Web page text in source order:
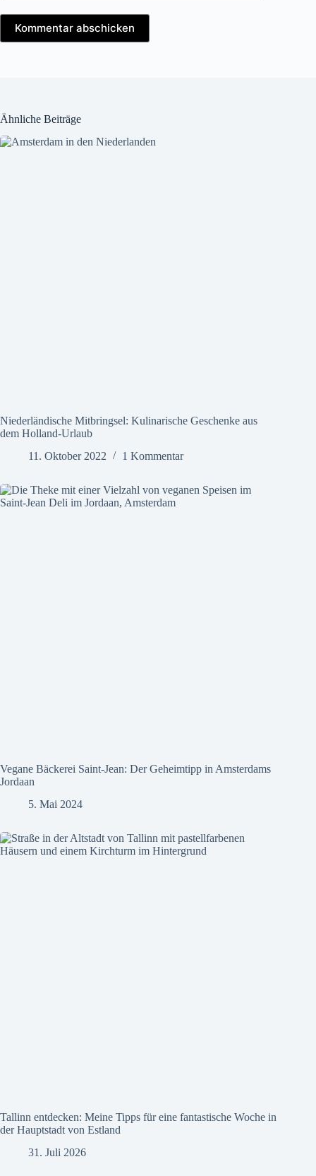
Kommentar abschicken
Ähnliche Beiträge
Niederländische Mitbringsel: Kulinarische Geschenke aus
dem Holland-Urlaub
11. Oktober 2022
1 Kommentar
Vegane Bäckerei Saint-Jean: Der Geheimtipp in Amsterdams
Jordaan
5. Mai 2024
Tallinn entdecken: Meine Tipps für eine fantastische Woche in
der Hauptstadt von Estland
31. Juli 2026